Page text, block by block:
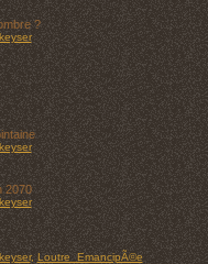
?
keyser
keyser
2070
keyser
keyser,Loutre_EmancipÃ©e